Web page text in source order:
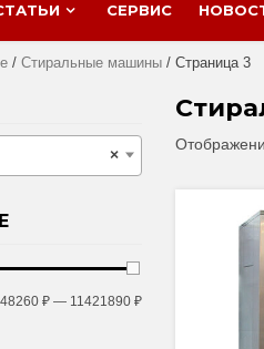
СЕРВИС
/ Стиральные машины / Страница 3
×
Минимальная
Максимальная
₽ — 11421890 ₽